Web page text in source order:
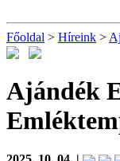
Főoldal > Híreink >
Ajándék